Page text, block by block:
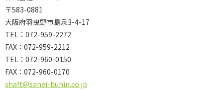
〒583-0881
大阪府羽曳野市島泉3-4-17
TEL：072-959-2272
FAX：072-959-2212
TEL： 072-960-0150
FAX： 072-960-0170
shaft@sanei-buhin.co.jp